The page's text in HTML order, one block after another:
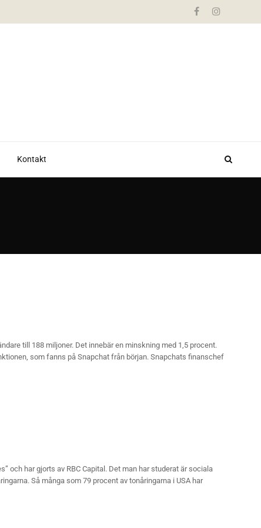
Kontakt
till 188 miljoner. Det innebär en minskning med 1,5 procent.
som fanns på Snapchat från början. Snapchats finanschef
och har gjorts av RBC Capital. Det man har studerat är sociala
Så många som 79 procent av tonåringarna i USA har